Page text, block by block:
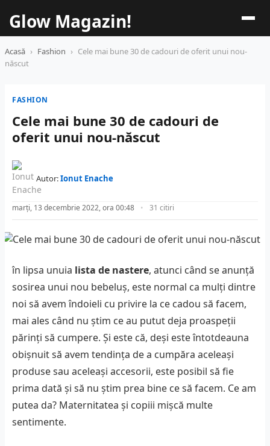
Glow Magazin!
Acasă › Fashion › Cele mai bune 30 de cadouri de oferit unui nou-
născut
FASHION
Cele mai bune 30 de cadouri de
oferit unui nou-născut
Autor:Ionut Enache
marți, 13 decembrie 2022, ora 00:48 31 citiri
în lipsa unuia lista de nastere, atunci când se anunță
sosirea unui nou bebeluș, este normal ca mulți dintre
noi să avem îndoieli cu privire la ce cadou să facem,
mai ales când nu știm ce au putut deja proaspeții
părinți să cumpere. Și este că, deși este întotdeauna
obișnuit să avem tendința de a cumpăra aceleași
produse sau aceleași accesorii, este posibil să fie
prima dată și să nu știm prea bine ce să facem. Ce am
putea da? Maternitatea și copiii mișcă multe
sentimente.